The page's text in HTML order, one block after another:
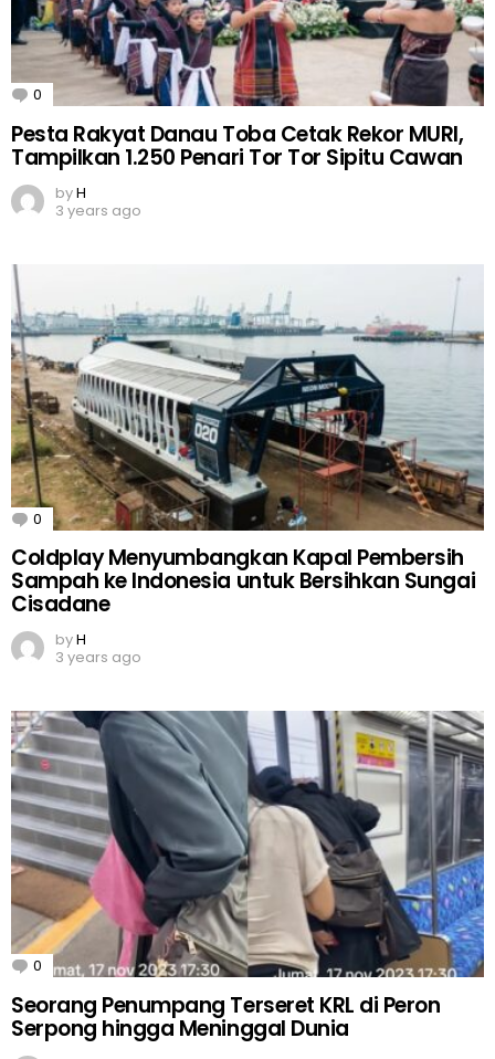
0 Comments
Pesta Rakyat Danau Toba Cetak Rekor MURI,
Tampilkan 1.250 Penari Tor Tor Sipitu Cawan
byH
3 years ago
0 Comments
Coldplay Menyumbangkan Kapal Pembersih
Sampah ke Indonesia untuk Bersihkan Sungai
Cisadane
byH
3 years ago
0 Comments
Seorang Penumpang Terseret KRL di Peron
Serpong hingga Meninggal Dunia